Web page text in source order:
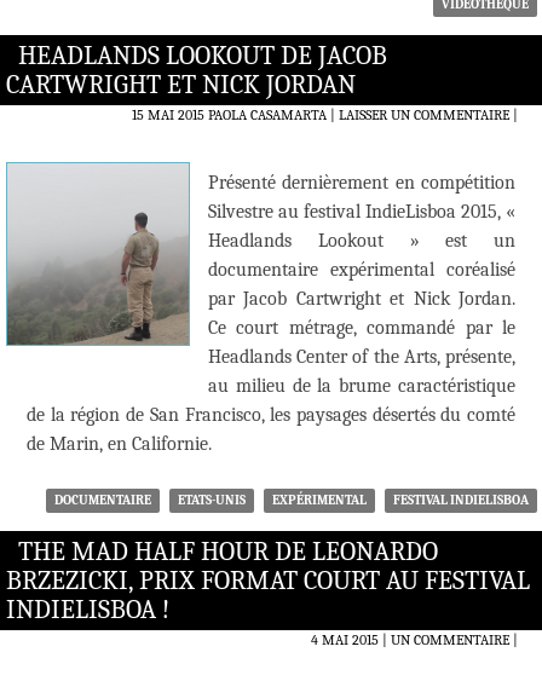
VIDÉOTHÈQUE
HEADLANDS LOOKOUT DE JACOB
CARTWRIGHT ET NICK JORDAN
15 MAI 2015 PAOLA CASAMARTA LAISSER UN COMMENTAIRE|
Présenté dernièrement en compétition
Silvestre au festival IndieLisboa 2015, «
Headlands Lookout » est un
documentaire expérimental coréalisé
par Jacob Cartwright et Nick Jordan.
Ce court métrage, commandé par le
Headlands Center of the Arts, présente,
au milieu de la brume caractéristique
de la région de San Francisco, les paysages désertés du comté
de Marin, en Californie.
DOCUMENTAIRE ETATS-UNIS EXPÉRIMENTAL FESTIVAL INDIELISBOA
THE MAD HALF HOUR DE LEONARDO
BRZEZICKI, PRIX FORMAT COURT AU FESTIVAL
INDIELISBOA !
4 MAI 2015 UN COMMENTAIRE|